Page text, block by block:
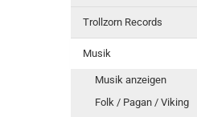
Trollzorn Records
Musik
Musik anzeigen
Folk / Pagan / Viking